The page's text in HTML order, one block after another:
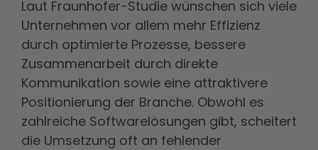
Laut Fraunhofer-Studie wünschen sich viele
Unternehmen vor allem mehr Effizienz
durch optimierte Prozesse, bessere
Zusammenarbeit durch direkte
Kommunikation sowie eine attraktivere
Positionierung der Branche. Obwohl es
zahlreiche Softwarelösungen gibt, scheitert
die Umsetzung oft an fehlender